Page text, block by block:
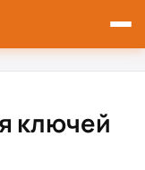
ключей